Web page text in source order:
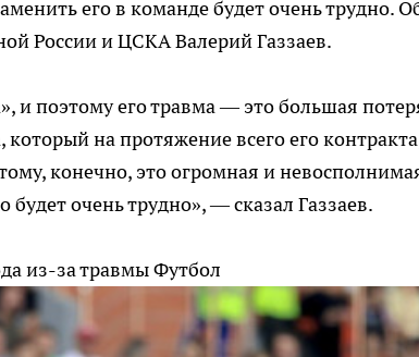
его в команде будет очень трудно.
России и ЦСКА Валерий Газзаев.
и поэтому его травма — это большая
на протяжение всего его
конечно, это огромная и
очень трудно», — сказал Газзаев.
из-за травмыФутбол